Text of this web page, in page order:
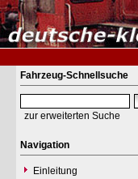
Fahrzeug-Schnellsuche
zur erweiterten Suche
Navigation
Einleitung